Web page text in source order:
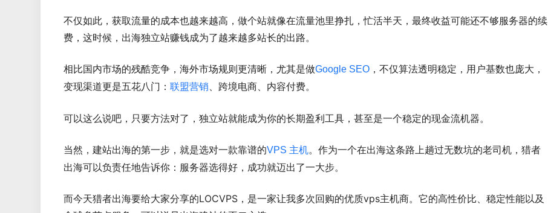
不仅如此，获取流量的成本也越来越高，做个站就像在流量池里挣扎，忙活半天，最终收益可能还不够服务器的续
费，这时候，出海独立站赚钱成为了越来越多站长的出路。
相比国内市场的残酷竞争，海外市场规则更清晰，尤其是做Google SEO ，不仅算法透明稳定，用户基数也庞大，
变现渠道更是五花八门：联盟营销、跨境电商、内容付费。
可以这么说吧，只要方法对了，独立站就能成为你的长期盈利工具，甚至是一个稳定的现金流机器。
当然，建站出海的第一步，就是选对一款靠谱的VPS 主机。作为一个在出海这条路上趟过无数坑的老司机，猎者
出海可以负责任地告诉你：服务器选得好，成功就迈出了一大步。
而今天猎者出海要给大家分享的LOCVPS，是一家让我多次回购的优质vps主机商。它的高性价比、稳定性能以及